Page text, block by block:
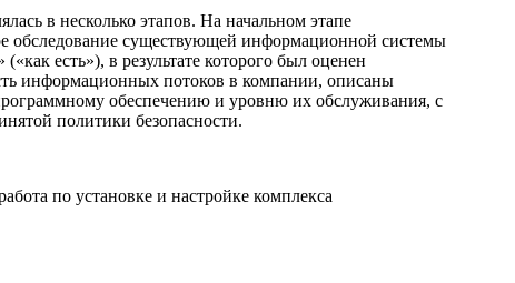
в несколько этапов. На начальном этапе
обследование существующей информационной системы
есть»), в результате которого был оценен
информационных потоков в компании, описаны
обеспечению и уровню их обслуживания, с
политики безопасности.
по установке и настройке комплекса